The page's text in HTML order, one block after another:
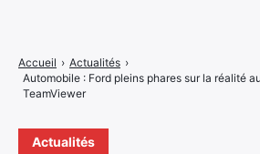
Actualités
Accueil › Actualités ›
Automobile : Ford pleins phares sur la réalité
TeamViewer